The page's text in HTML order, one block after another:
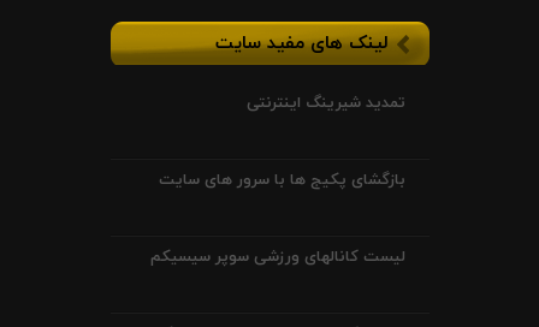
لینک های مفید سایت
تمدید شیرینگ اینترنتی
بازگشای پکیج ها با سرور های سایت
لیست کانالهای ورزشی سوپر سیسیکم